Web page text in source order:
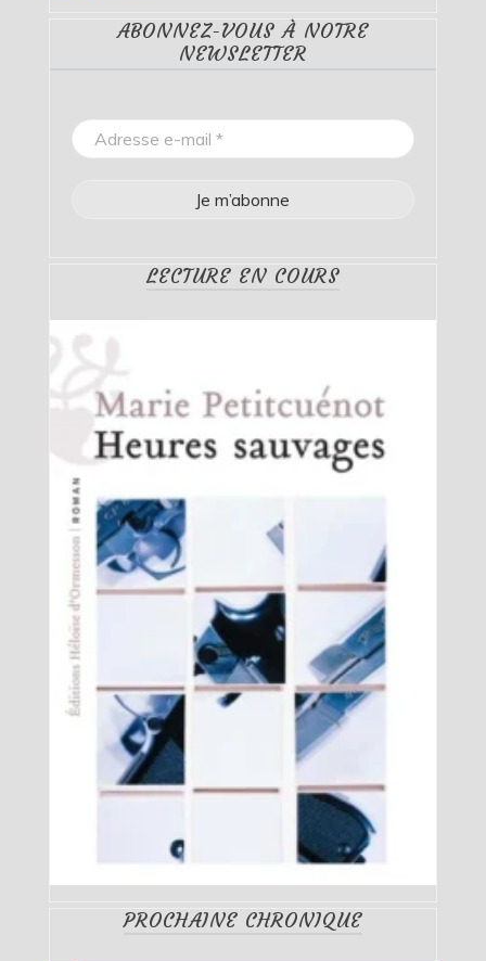
ABONNEZ-VOUS À NOTRE
NEWSLETTER
LECTURE EN COURS
PROCHAINE CHRONIQUE